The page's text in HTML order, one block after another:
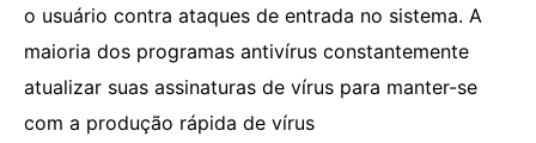
o usuário contra ataques de entrada no sistema. A
maioria dos programas antivírus constantemente
atualizar suas assinaturas de vírus para manter-se
com a produção rápida de vírus